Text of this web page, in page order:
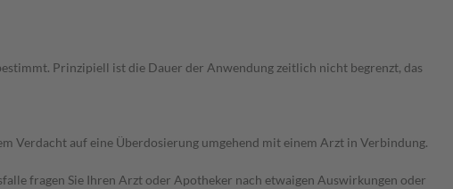
Prinzipiell ist die Dauer der Anwendung zeitlich nicht begrenzt, das
Verdacht auf eine Überdosierung umgehend mit einem Arzt in Verbindung.
fragen Sie Ihren Arzt oder Apotheker nach etwaigen Auswirkungen oder